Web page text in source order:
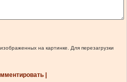
на картинке. Для перезагрузки
|